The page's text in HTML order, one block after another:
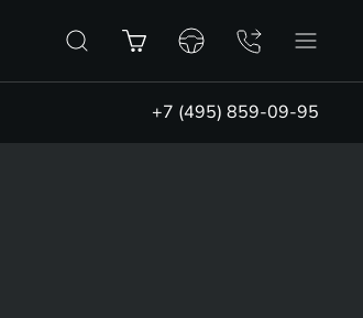
+7 (495) 859-09-95